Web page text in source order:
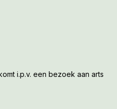
i.p.v. een bezoek aan arts